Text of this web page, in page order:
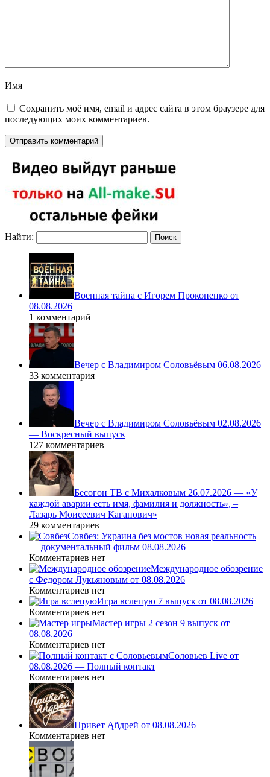
Имя
Сохранить моё имя, email и адрес сайта в этом браузере для
последующих моих комментариев.
Найти:
Военная тайна с Игорем Прокопенко от
08.08.2026
1 комментарий
Вечер с Владимиром Соловьёвым 06.08.2026
33 комментария
Вечер с Владимиром Соловьёвым 02.08.2026
— Воскресный выпуск
127 комментариев
Бесогон ТВ с Михалковым 26.07.2026 — «У
каждой аварии есть имя, фамилия и должность», –
Лазарь Моисеевич Каганович»
29 комментариев
Совбез: Украина без мостов новая реальность
— документальный фильм 08.08.2026
Комментариев нет
Международное обозрение
с Федором Лукьяновым от 08.08.2026
Комментариев нет
Игра вслепую 7 выпуск от 08.08.2026
Комментариев нет
Мастер игры 2 сезон 9 выпуск от
08.08.2026
Комментариев нет
Соловьев Live от
08.08.2026 — Полный контакт
Комментариев нет
Привет Ąñдpей от 08.08.2026
Комментариев нет